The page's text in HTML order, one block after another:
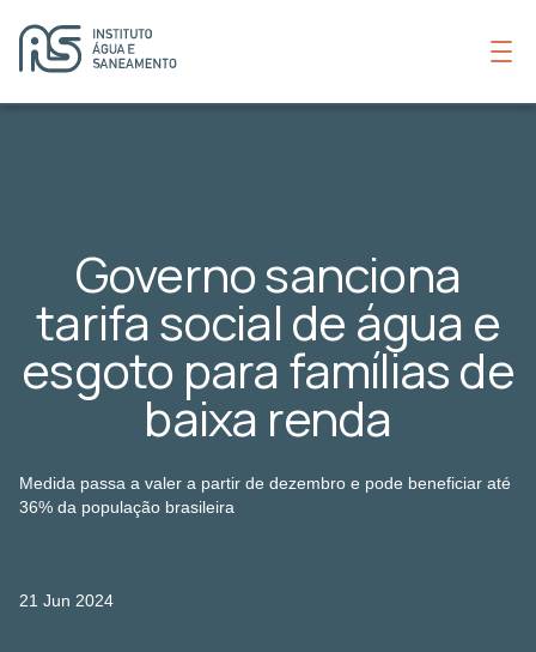
Governo sanciona
tarifa social de água e
esgoto para famílias de
baixa renda
Medida passa a valer a partir de dezembro e pode beneficiar até
36% da população brasileira
21 Jun 2024